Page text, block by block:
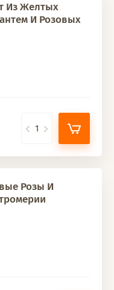
Из Желтых
И Розовых
Розы И